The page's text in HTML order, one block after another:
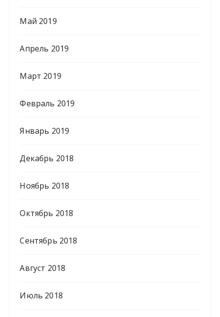
Май 2019
Апрель 2019
Март 2019
Февраль 2019
Январь 2019
Декабрь 2018
Ноябрь 2018
Октябрь 2018
Сентябрь 2018
Август 2018
Июль 2018